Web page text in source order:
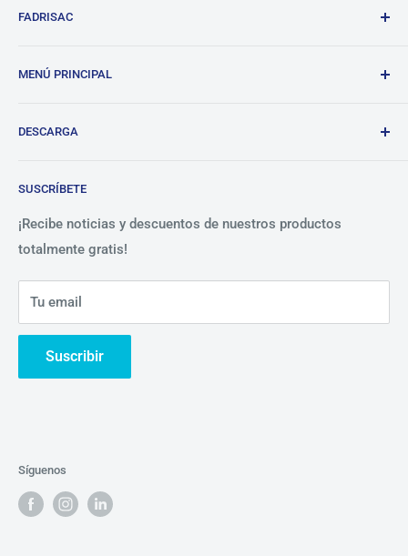
FADRISAC
MENÚ PRINCIPAL
Tienda
Beneficios
Nosotros
Contáctanos
DESCARGA
Política de Privacidad
SUSCRÍBETE
¡Recibe noticias y descuentos de nuestros productos
totalmente gratis!
Tu email
Suscribir
Síguenos